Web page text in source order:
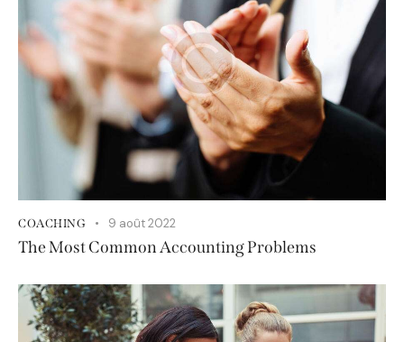
COACHING 9 août 2022
The Most Common Accounting Problems